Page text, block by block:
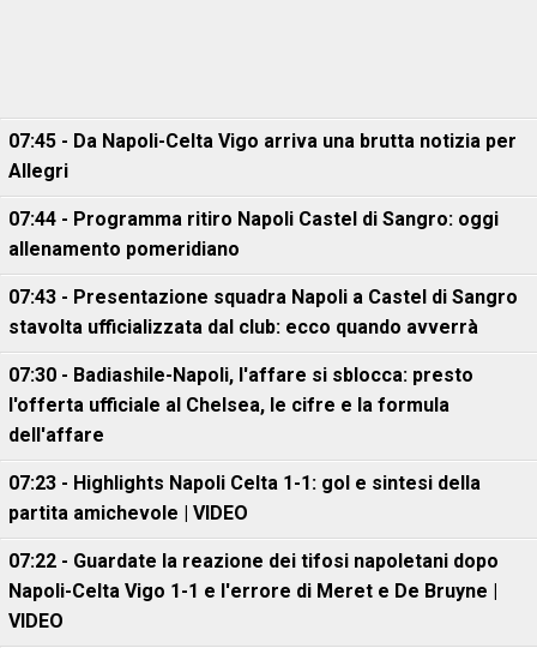
07:45 - Da Napoli-Celta Vigo arriva una brutta notizia per
Allegri
07:44 - Programma ritiro Napoli Castel di Sangro: oggi
allenamento pomeridiano
07:43 - Presentazione squadra Napoli a Castel di Sangro
stavolta ufficializzata dal club: ecco quando avverrà
07:30 - Badiashile-Napoli, l'affare si sblocca: presto
l'offerta ufficiale al Chelsea, le cifre e la formula
dell'affare
07:23 - Highlights Napoli Celta 1-1: gol e sintesi della
partita amichevole | VIDEO
07:22 - Guardate la reazione dei tifosi napoletani dopo
Napoli-Celta Vigo 1-1 e l'errore di Meret e De Bruyne |
VIDEO